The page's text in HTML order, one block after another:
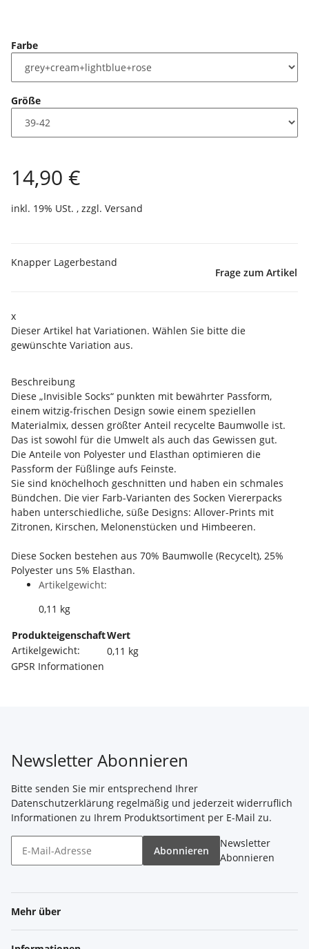
Farbe
Größe
14,90 €
inkl. 19% USt. , zzgl. Versand
Knapper Lagerbestand
Frage zum Artikel
x
Dieser Artikel hat Variationen. Wählen Sie bitte die
gewünschte Variation aus.
Beschreibung
Diese „Invisible Socks“ punkten mit bewährter Passform,
einem witzig-frischen Design sowie einem speziellen
Materialmix, dessen größter Anteil recycelte Baumwolle ist.
Das ist sowohl für die Umwelt als auch das Gewissen gut.
Die Anteile von Polyester und Elasthan optimieren die
Passform der Füßlinge aufs Feinste.
Sie sind knöchelhoch geschnitten und haben ein schmales
Bündchen. Die vier Farb-Varianten des Socken Viererpacks
haben unterschiedliche, süße Designs: Allover-Prints mit
Zitronen, Kirschen, Melonenstücken und Himbeeren.
Diese Socken bestehen aus 70% Baumwolle (Recycelt), 25%
Polyester uns 5% Elasthan.
Artikelgewicht:
0,11 kg
ProdukteigenschaftWert
Artikelgewicht:
0,11 kg
GPSR Informationen
Newsletter Abonnieren
Bitte senden Sie mir entsprechend Ihrer
Datenschutzerklärung regelmäßig und jederzeit widerruflich
Informationen zu Ihrem Produktsortiment per E-Mail zu.
Abonnieren
Newsletter
Abonnieren
Mehr über